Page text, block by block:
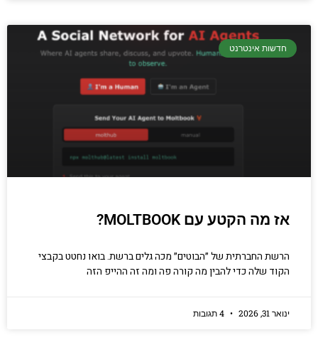
חדשות אינטרנט
אז מה הקטע עם MOLTBOOK?
הרשת החברתית של ״הבוטים״ מכה גלים ברשת. בואו נחטט בקבצי
הקוד שלה כדי להבין מה קורה פה ומה זה ההייפ הזה
4 תגובות